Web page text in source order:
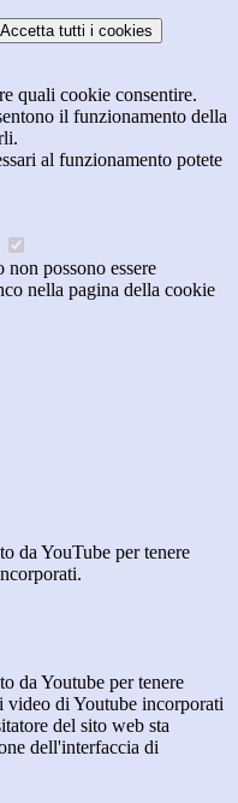
Accetta tutti i cookies
quali cookie consentire.
il funzionamento della
al funzionamento potete
possono essere
nella pagina della cookie
da YouTube per tenere
da Youtube per tenere
video di Youtube incorporati
del sito web sta
dell'interfaccia di